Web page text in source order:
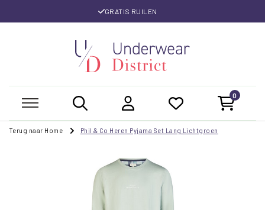
GRATIS RUILEN
0
Terug naar Home Phil & Co Heren Pyjama Set Lang Lichtgroen